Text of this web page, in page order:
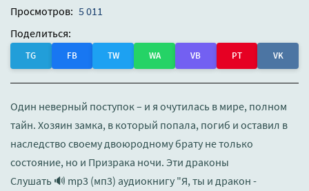
Просмотров: 5 011
Поделиться:
TG FB TW WA VB PT VK
Один неверный поступок – и я очутилась в мире, полном
тайн. Хозяин замка, в который попала, погиб и оставил в
наследство своему двоюродному брату не только
состояние, но и Призрака ночи. Эти драконы
Слушать 🔊 mp3 (мп3) аудиокнигу "Я, ты и дракон -